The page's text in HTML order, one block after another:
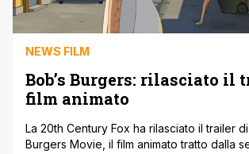
NEWS FILM
Bob’s Burgers: rilasciato il
film animato
La 20th Century Fox ha rilasciato il trailer
Burgers Movie, il film animato tratto dalla